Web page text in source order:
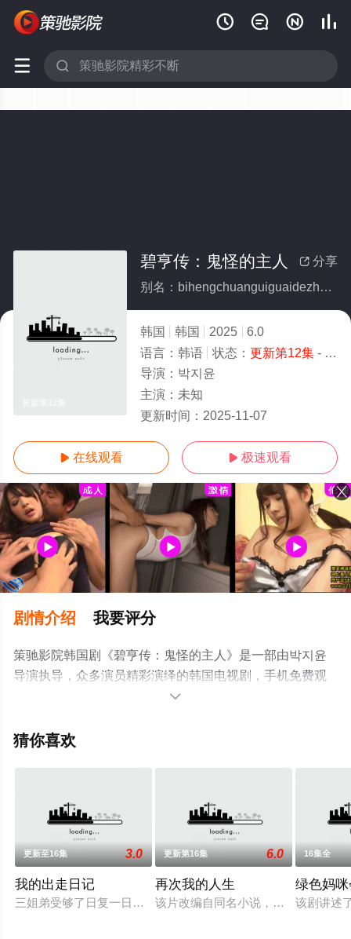
   
 
 分享
碧亨传：鬼怪的主人
别名：bihengchuanguiguaidezhuren
韩国 韩国 2025
6.0
语言： 韩语 状态： 更新第12集- 免费在线观看
导演： 박지윤
主演： 未知
更新时间： 2025-11-07
 在线观看  极速观看
剧情介绍 我要评分
策驰影院韩国剧《碧亨传：鬼怪的主人》是一部由박지윤
导演执导，众多演员精彩演绎的韩国电视剧，手机免费观
看高清无删减完整版电视剧全集就上策驰电影网，更多相
解。

猜你喜欢
更新至16集 3.0
我的出走日记
三姐弟受够了日复一日毫无变化的成年生活，设法在平凡无奇的
更新第16集 6.0
再次我的人生
该片改编自同名小说，讲述人生第二
16集全
绿色妈
该剧讲述